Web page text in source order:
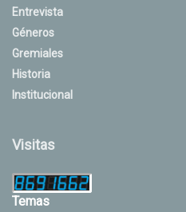
Entrevista
Géneros
Gremiales
Historia
Institucional
Visitas
Temas